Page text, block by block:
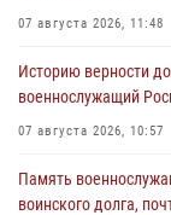
07 августа 2026, 11:48
Историю верности
военнослужащий
07 августа 2026, 10:57
Память
воинского долга,